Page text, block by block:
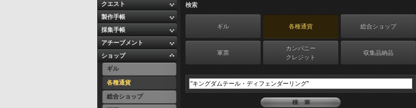
クエスト
製作手帳
採集手帳
アチーブメント
ショップ
ギル
各種通貨
総合ショップ
検索
ギル 各種通貨 総合ショップ
軍票
カンパニー
クレジット
収集品納品